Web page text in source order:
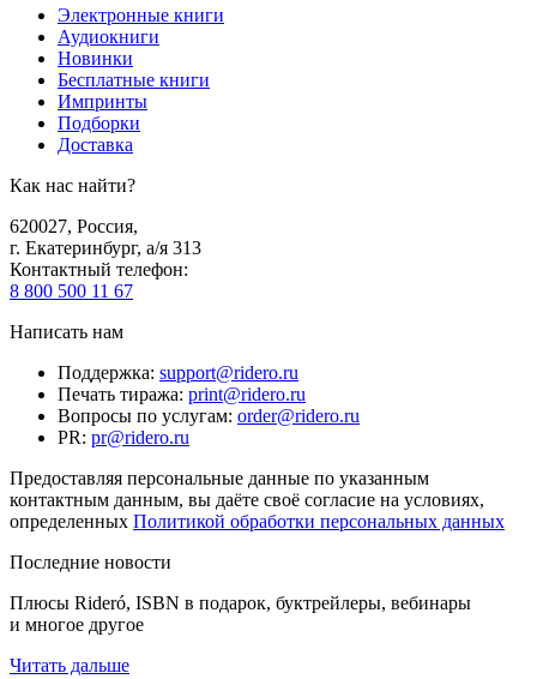
Электронные книги
Аудиокниги
Новинки
Бесплатные книги
Импринты
Подборки
Доставка
Как нас найти?
620027, Россия,
г. Екатеринбург, а/я 313
Контактный телефон:
8 800 500 11 67
Написать нам
Поддержка: support@ridero.ru
Печать тиража: print@ridero.ru
Вопросы по услугам: order@ridero.ru
PR: pr@ridero.ru
Предоставляя персональные данные по указанным
контактным данным, вы даёте своё согласие на условиях,
определенных Политикой обработки персональных данных
Последние новости
Плюсы Rideró, ISBN в подарок, буктрейлеры, вебинары
и многое другое
Читать дальше